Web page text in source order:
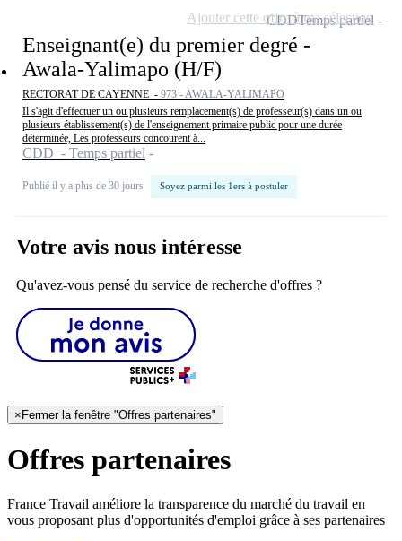
Enseignant(e) du premier degré -
Awala-Yalimapo (H/F)
RECTORAT DE CAYENNE - 973 - AWALA-YALIMAPO
Il s'agit d'effectuer un ou plusieurs remplacement(s) de professeur(s) dans un ou
plusieurs établissement(s) de l'enseignement primaire public pour une durée
déterminée, Les professeurs concourent à...
CDD - Temps partiel
Publié il y a plus de 30 jours Soyez parmi les 1ers à postuler
CDDTemps partiel
Ajouter cette offre à ma sélection
Votre avis nous intéresse
Qu'avez-vous pensé du service de recherche d'offres ?
× Fermer la fenêtre "Offres partenaires"
Offres partenaires
France Travail améliore la transparence du marché du travail en
vous proposant plus d'opportunités d'emploi grâce à ses partenaires